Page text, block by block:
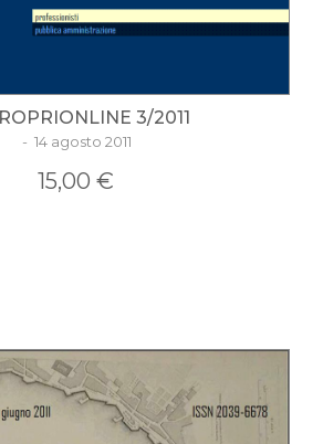
3/2011
- 14 agosto 2011
15,00 €